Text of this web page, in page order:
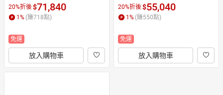
防螨 高彈高支撐 可水洗高透氣
日本原裝)
20%折後$71,840
1 % (賺718點)
免運
放入購物車
菌防螨 高彈高支撐 可水洗高透
氣 日本原裝)
20%折後$55,040
1 % (賺550點)
免運
放入購物車